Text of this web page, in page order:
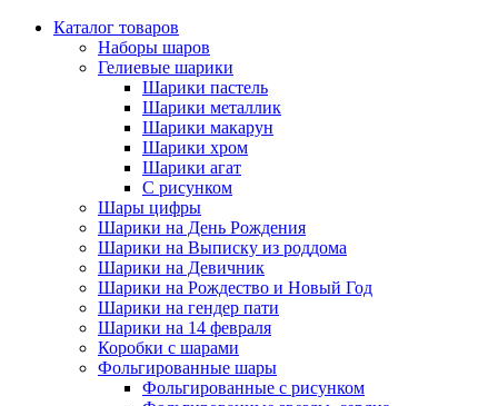
Каталог товаров
Наборы шаров
Гелиевые шарики
Шарики пастель
Шарики металлик
Шарики макарун
Шарики хром
Шарики агат
С рисунком
Шары цифры
Шарики на День Рождения
Шарики на Выписку из роддома
Шарики на Девичник
Шарики на Рождество и Новый Год
Шарики на гендер пати
Шарики на 14 февраля
Коробки с шарами
Фольгированные шары
Фольгированные с рисунком